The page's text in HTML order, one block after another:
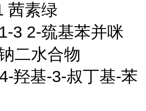
茜素绿
3 2-巯基苯并咪
二水合物
羟基-3-叔丁基-苯